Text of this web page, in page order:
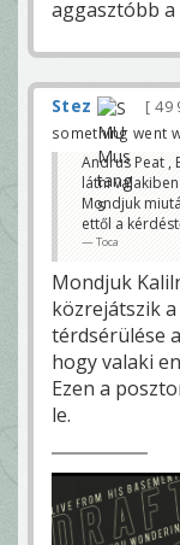
aggasztóbb a
Stez 49
something went
Andrus Peat ,
látni
Mondjuk
ettől a
Toca
Mondjuk
közrejátszik
térdsérülése
hogy valaki
Ezen a
le.